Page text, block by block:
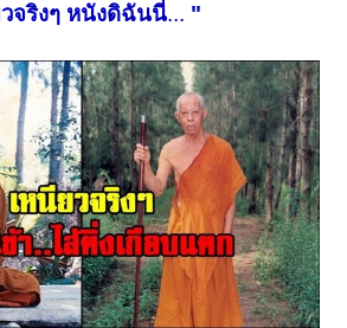
จริงๆ หนังดิฉันนี่... "